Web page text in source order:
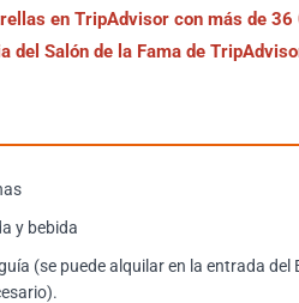
en TripAdvisor con más de 36
del Salón de la Fama de
y bebida
(se puede alquilar en la entrada del